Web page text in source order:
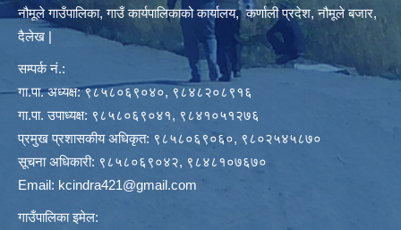
नौमूले गाउँपालिका, गाउँ कार्यपालिकाको कार्यालय, कर्णाली प्रदेश, नौमूले बजार,
दैलेख |
सम्पर्क नं.:
गा.पा. अध्यक्ष: ९८५८०६९०४०, ९८४८२०८९१६
गा.पा. उपाध्यक्ष: ९८५८०६९०४१, ९८४१०५१२७६
प्रमुख प्रशासकीय अधिकृत: ९८५८०६९०६०, ९८०२५४५८७०
सूचना अधिकारी: ९८५८०६९०४२, ९८४८१०७६७०
Email: kcindra421@gmail.com
गाउँपालिका इमेल: